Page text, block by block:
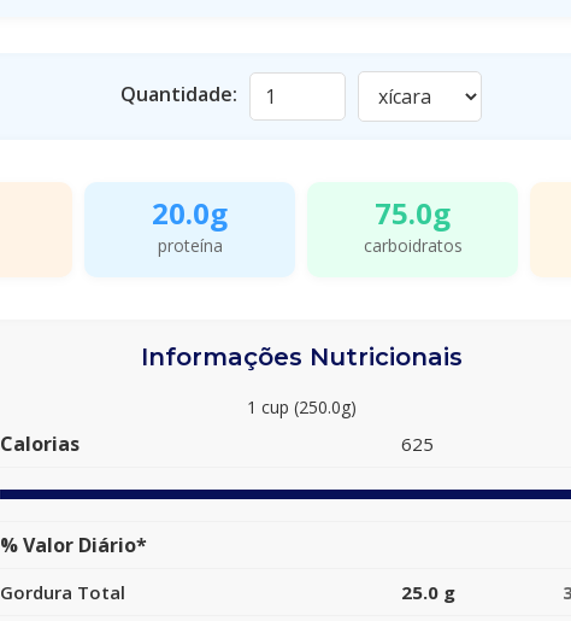
Quantidade:
20.0g
proteína
75.0g
carboidratos
Informações Nutricionais
1 cup (250.0g)
Calorias 625
% Valor Diário*
Gordura Total 25.0 g